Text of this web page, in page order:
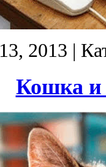
2013 |
Кошка